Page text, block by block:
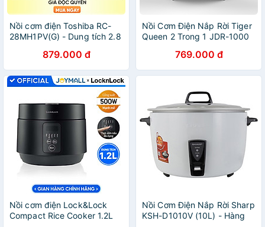
Nồi cơm điện Toshiba RC-
28MH1PV(G) - Dung tích 2.8
dính dày 1 mm - Hàng chính
hãng
879.000 đ
Nồi Cơm Điện Nắp Rời Tiger
Queen 2 Trong 1 JDR-1000
769.000 đ
Nồi cơm điện Lock&Lock
Compact Rice Cooker 1.2L
Nồi Cơm Điện Nắp Rời Sharp
KSH-D1010V (10L) - Hàng